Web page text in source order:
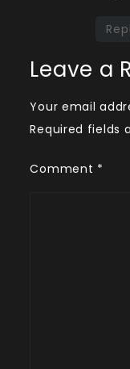
Leave a
Your email
Required fields
Comment *